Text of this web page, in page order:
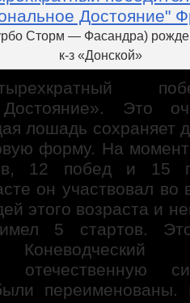
Сторм — Фасандра)
к-з «Донской»
Это
лошадь сохраняет
форму. На
12 побед и 15
он участвовал во
этого возраста и
5 стартов.
отечественную
переименованы.